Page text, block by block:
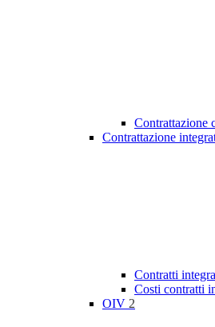
Contrattazione
Contrattazione
Contratti
Costi contratti
OIV 2